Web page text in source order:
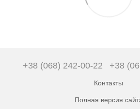
+38 (068) 242-00-22 +38
Контакты
Полная версия